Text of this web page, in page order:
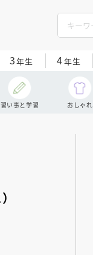
3年生 4年生
習い事と学習 おしゃれ